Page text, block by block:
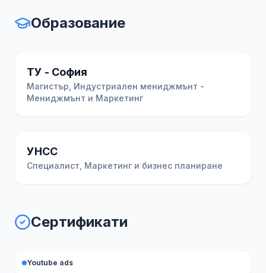
Образование
ТУ - София
Магистър, Индустриален мениджмънт -
Мениджмънт и Маркетинг
УНСС
Специалист, Маркетинг и бизнес планиране
Сертификати
Youtube ads